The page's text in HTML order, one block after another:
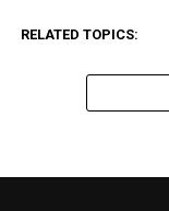
RELATED TOPICS: